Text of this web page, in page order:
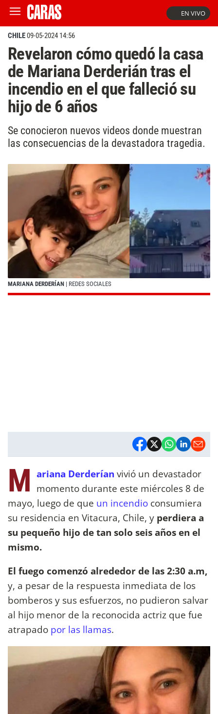
EN VIVO
CHILE09-05-2024 14:56
Revelaron cómo quedó la casa
de Mariana Derderián tras el
incendio en el que falleció su
hijo de 6 años
Se conocieron nuevos videos donde muestran
las consecuencias de la devastadora tragedia.
MARIANA DERDERÍAN | REDES SOCIALES
M ariana Derderían vivió un devastador
momento durante este miércoles 8 de
mayo, luego de que un incendio consumiera
su residencia en Vitacura, Chile, y perdiera a
su pequeño hijo de tan solo seis años en el
mismo.
El fuego comenzó alrededor de las 2:30 a.m,
y, a pesar de la respuesta inmediata de los
bomberos y sus esfuerzos, no pudieron salvar
al hijo menor de la reconocida actriz que fue
atrapado por las llamas.